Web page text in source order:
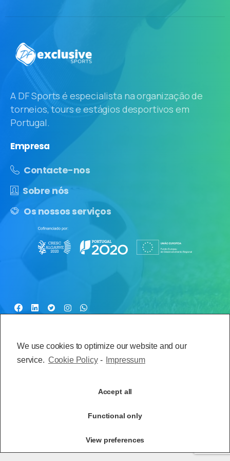
A DF Sports é especialista na organização de
torneios, tours e estágios desportivos em
Portugal.
Empresa
Contacte-nos
Sobre nós
Os nossos serviços
FAQ COVID-19
POLÍTICA DE PRIVACIDADE
POLÍTICA DE COOKIES
TERMOS E CONDIÇÕES
INFORMAÇÃO AO CONSUMIDOR
We use cookies to optimize our website and our
service. Cookie Policy- Impressum
Accept all
Functional only
View preferences